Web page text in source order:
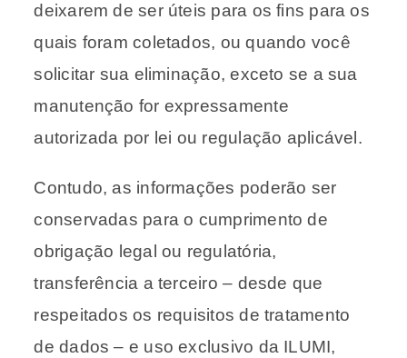
deixarem de ser úteis para os fins para os
quais foram coletados, ou quando você
solicitar sua eliminação, exceto se a sua
manutenção for expressamente
autorizada por lei ou regulação aplicável.
Contudo, as informações poderão ser
conservadas para o cumprimento de
obrigação legal ou regulatória,
transferência a terceiro – desde que
respeitados os requisitos de tratamento
de dados – e uso exclusivo da ILUMI,